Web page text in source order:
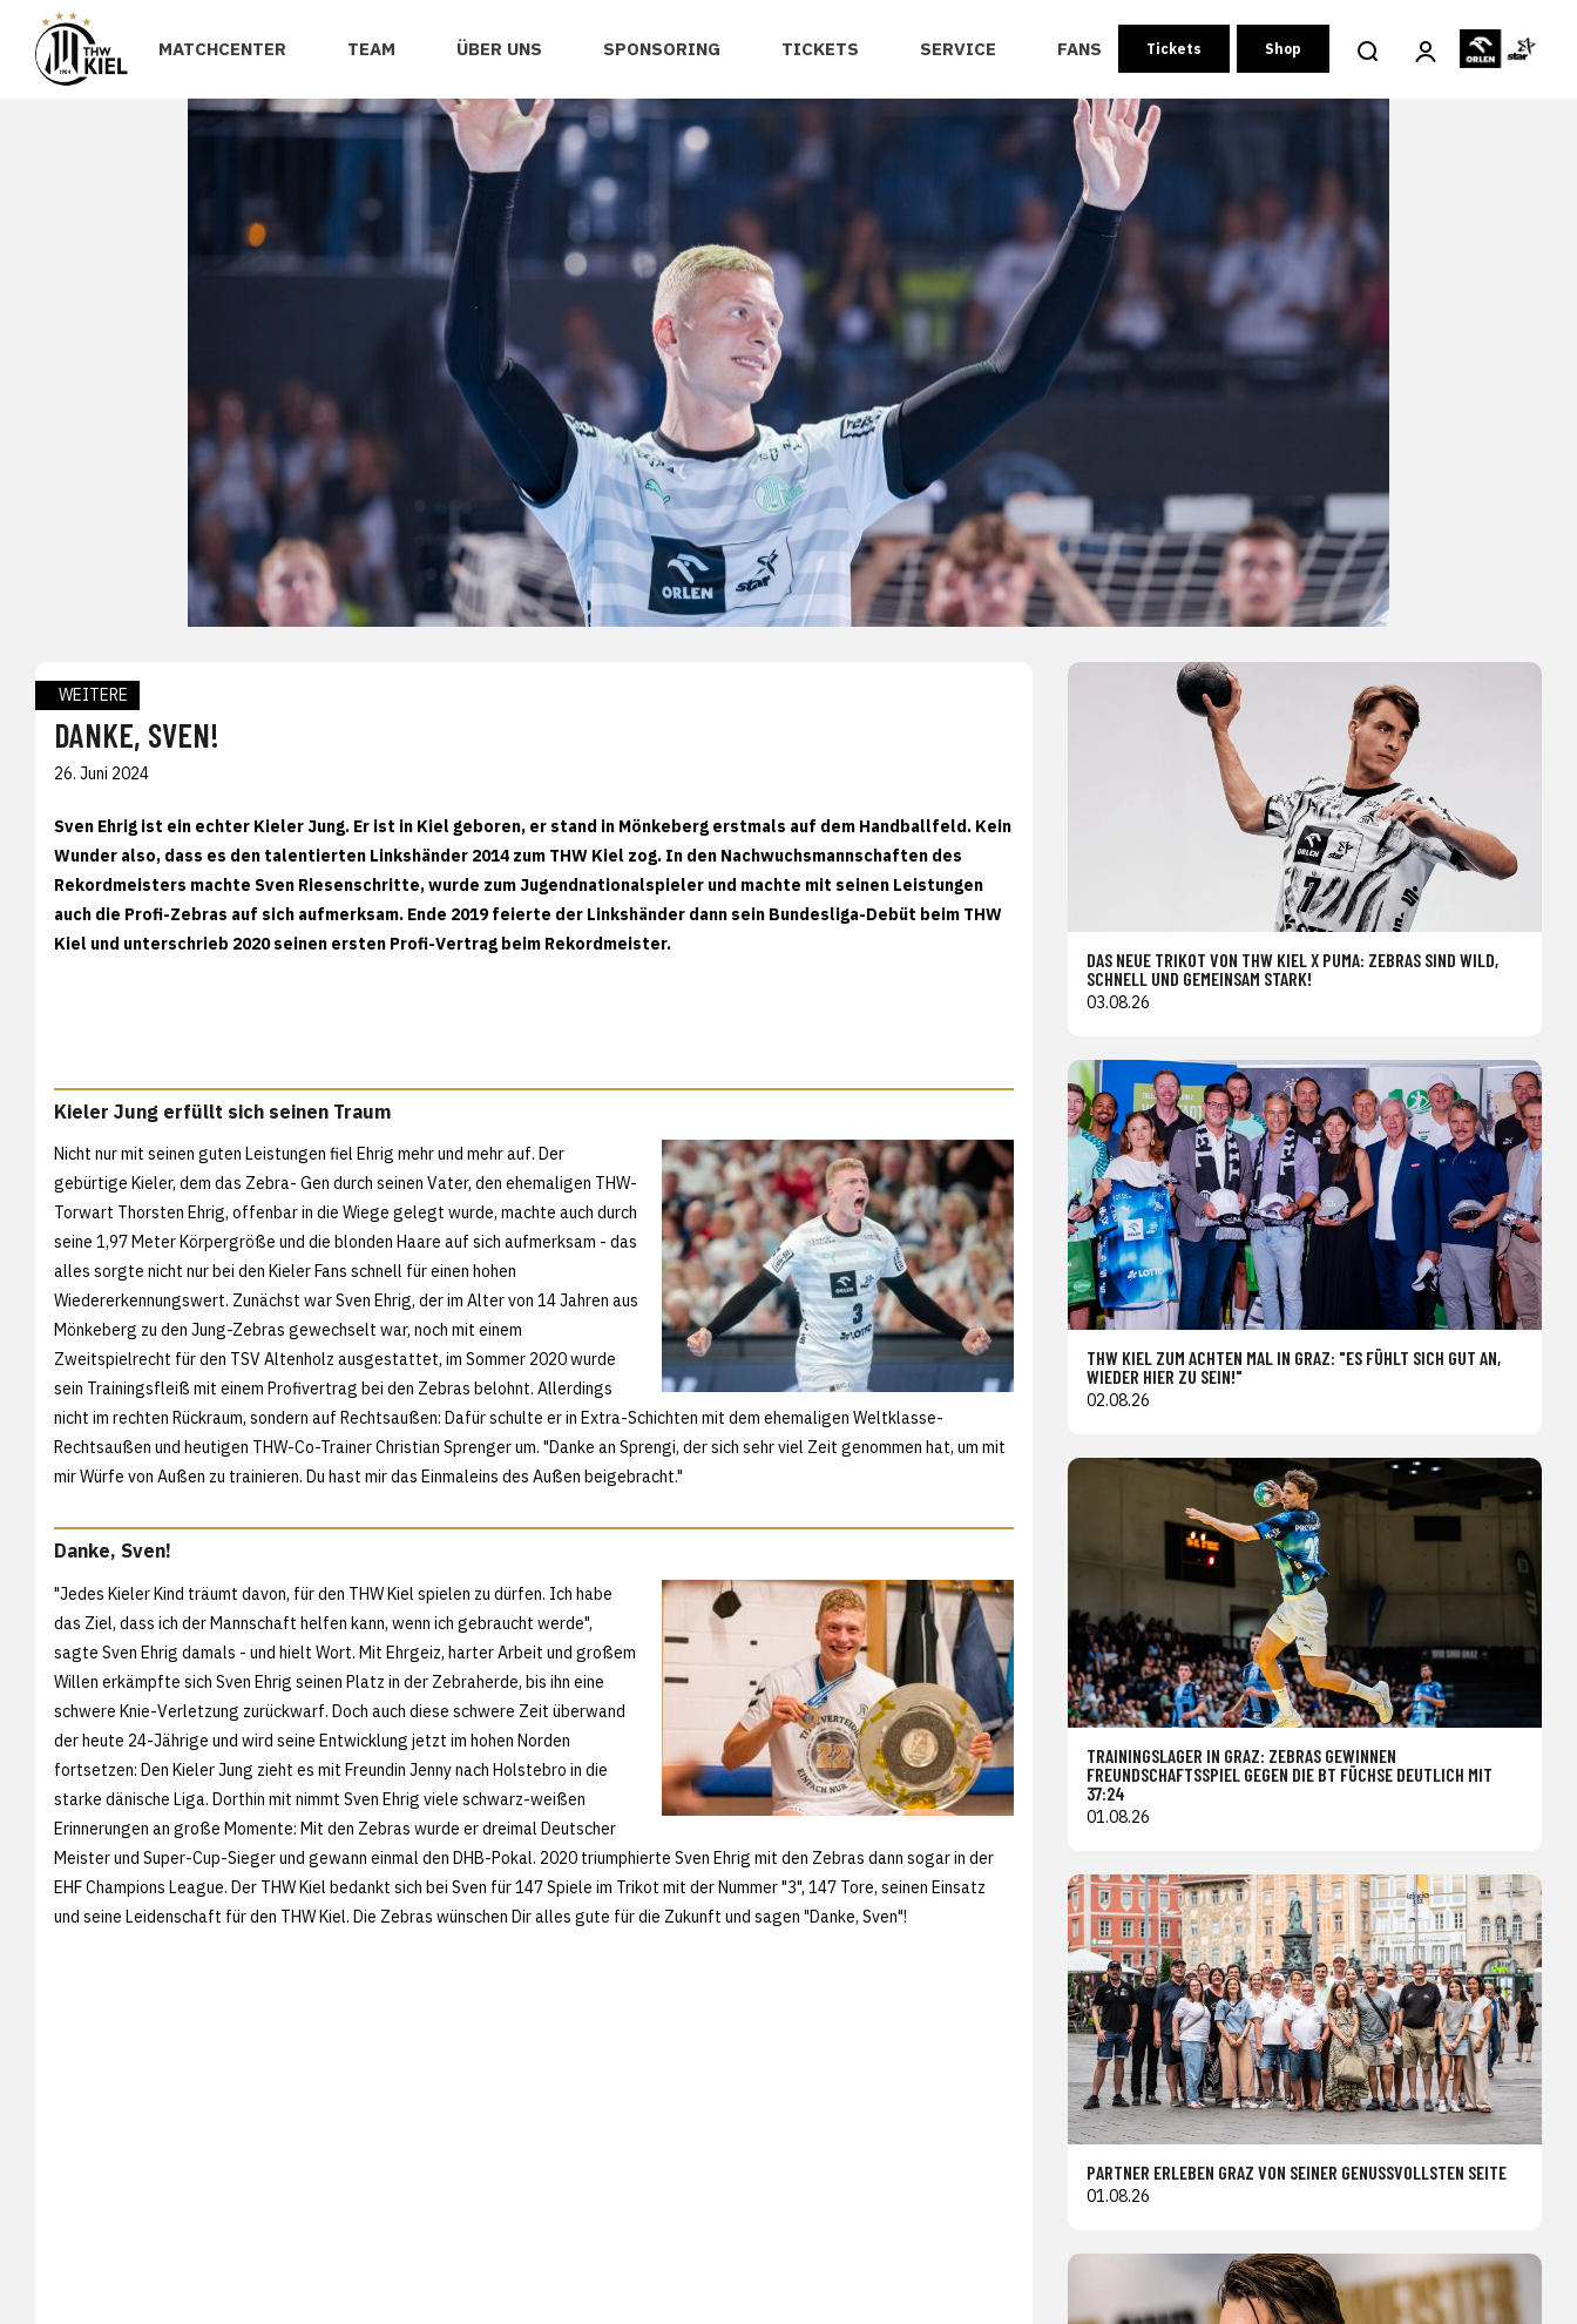
MATCHCENTER TEAM ÜBER UNS SPONSORING TICKETS SERVICE FANS Tickets Shop
WEITERE
DANKE, SVEN!
26. Juni 2024
Sven Ehrig ist ein echter Kieler Jung. Er ist in Kiel geboren, er stand in Mönkeberg erstmals auf dem Handballfeld. Kein
Wunder also, dass es den talentierten Linkshänder 2014 zum THW Kiel zog. In den Nachwuchsmannschaften des
Rekordmeisters machte Sven Riesenschritte, wurde zum Jugendnationalspieler und machte mit seinen Leistungen
auch die Profi-Zebras auf sich aufmerksam. Ende 2019 feierte der Linkshänder dann sein Bundesliga-Debüt beim THW
Kiel und unterschrieb 2020 seinen ersten Profi-Vertrag beim Rekordmeister.
Kieler Jung erfüllt sich seinen Traum
Nicht nur mit seinen guten Leistungen fiel Ehrig mehr und mehr auf. Der
gebürtige Kieler, dem das Zebra- Gen durch seinen Vater, den ehemaligen THW-
Torwart Thorsten Ehrig, offenbar in die Wiege gelegt wurde, machte auch durch
seine 1,97 Meter Körpergröße und die blonden Haare auf sich aufmerksam - das
alles sorgte nicht nur bei den Kieler Fans schnell für einen hohen
Wiedererkennungswert. Zunächst war Sven Ehrig, der im Alter von 14 Jahren aus
Mönkeberg zu den Jung-Zebras gewechselt war, noch mit einem
Zweitspielrecht für den TSV Altenholz ausgestattet, im Sommer 2020 wurde
sein Trainingsfleiß mit einem Profivertrag bei den Zebras belohnt. Allerdings
nicht im rechten Rückraum, sondern auf Rechtsaußen: Dafür schulte er in Extra-Schichten mit dem ehemaligen Weltklasse-
Rechtsaußen und heutigen THW-Co-Trainer Christian Sprenger um. "Danke an Sprengi, der sich sehr viel Zeit genommen hat, um mit
mir Würfe von Außen zu trainieren. Du hast mir das Einmaleins des Außen beigebracht."
Danke, Sven!
"Jedes Kieler Kind träumt davon, für den THW Kiel spielen zu dürfen. Ich habe
das Ziel, dass ich der Mannschaft helfen kann, wenn ich gebraucht werde",
sagte Sven Ehrig damals - und hielt Wort. Mit Ehrgeiz, harter Arbeit und großem
Willen erkämpfte sich Sven Ehrig seinen Platz in der Zebraherde, bis ihn eine
schwere Knie-Verletzung zurückwarf. Doch auch diese schwere Zeit überwand
der heute 24-Jährige und wird seine Entwicklung jetzt im hohen Norden
fortsetzen: Den Kieler Jung zieht es mit Freundin Jenny nach Holstebro in die
starke dänische Liga. Dorthin mit nimmt Sven Ehrig viele schwarz-weißen
Erinnerungen an große Momente: Mit den Zebras wurde er dreimal Deutscher
Meister und Super-Cup-Sieger und gewann einmal den DHB-Pokal. 2020 triumphierte Sven Ehrig mit den Zebras dann sogar in der
EHF Champions League. Der THW Kiel bedankt sich bei Sven für 147 Spiele im Trikot mit der Nummer "3", 147 Tore, seinen Einsatz
und seine Leidenschaft für den THW Kiel. Die Zebras wünschen Dir alles gute für die Zukunft und sagen "Danke, Sven"!
DAS NEUE TRIKOT VON THW KIEL X PUMA: ZEBRAS SIND WILD,
SCHNELL UND GEMEINSAM STARK!
03.08.26
THW KIEL ZUM ACHTEN MAL IN GRAZ: "ES FÜHLT SICH GUT AN,
WIEDER HIER ZU SEIN!"
02.08.26
TRAININGSLAGER IN GRAZ: ZEBRAS GEWINNEN
FREUNDSCHAFTSSPIEL GEGEN DIE BT FÜCHSE DEUTLICH MIT
37:24
01.08.26
PARTNER ERLEBEN GRAZ VON SEINER GENUSSVOLLSTEN SEITE
01.08.26